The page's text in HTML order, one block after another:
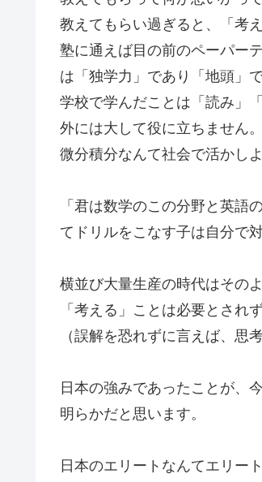
教えてもらい過ぎると、「考
塾に通えば目の前のペーパー
は「独学力」であり「地頭」で
学校で学んだことは「読み」
外には大して役に立ちません。
微分積分なんて社会で活かし
「君は数学のこの分野と英語
てドリルをこなす子は自分で
横並び大量生産の時代はその
「考える」ことは必要とされ
（誤解を恐れずに言えば、思
日本の強みであったことが、
明らかだと思います。
日本のエリートなんてエリー